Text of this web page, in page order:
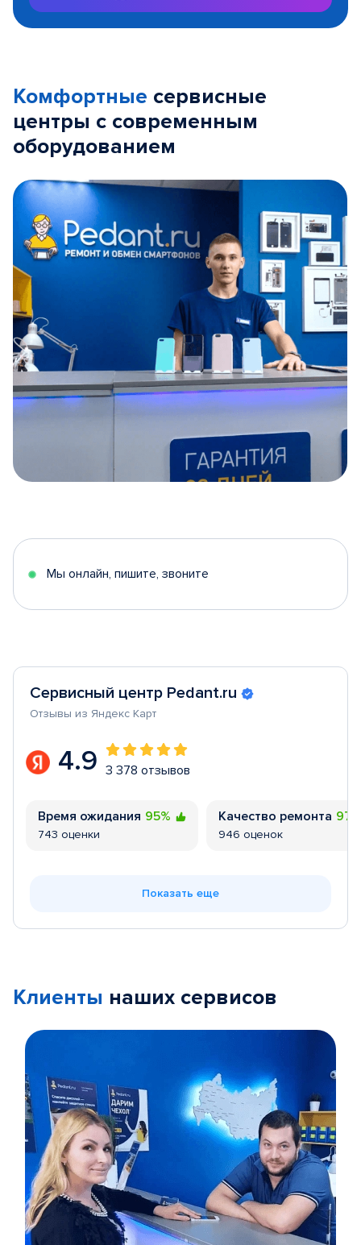
Комфортные сервисные
центры с современным
оборудованием
5
Мы онлайн, пишите, звоните
Сервисный центр Pedant.ru
Отзывы из Яндекс Карт
4.9 3 378 отзывов
Время ожидания 95%
743 оценки
Качество ремонта
946 оценок
Показать еще
Клиенты наших сервисов